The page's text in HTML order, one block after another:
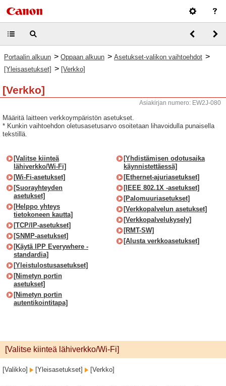
Portaalin alkuun > Oppaan alkuun > Asetukset-valikon vaihtoehdot >
[Yleisasetukset] > [Verkko]
[Verkko]
Asiakirjan numero: EW2J-080
Määritä laitteen verkkoympäristön asetukset.
* Kunkin vaihtoehdon oletusasetusarvo osoitetaan lihavoidulla punaisella
tekstillä.
[Valitse kiinteä
lähiverkko/Wi-Fi]
[Wi-Fi-asetukset]
[Suorayhteyden
asetukset]
[Helppo yhteys
tietokoneen kautta]
[TCP/IP-asetukset]
[SNMP-asetukset]
[Käytä IPP Everywhere -
standardia]
[Yleistulostusasetukset]
[Nimetyn portin
asetukset]
[Nimetyn portin
autentikointitapa]
[Yhdistämisen odotusaika
käynnistettäessä]
[Ethernet-ajuriasetukset]
[IEEE 802.1X -asetukset]
[Palomuuriasetukset]
[Verkkopalvelun asetukset]
[Verkkopalvelukysely]
[RMT-SW]
[Alusta verkkoasetukset]
[Valitse kiinteä lähiverkko/Wi-Fi]
[Valikko] [Yleisasetukset] [Verkko]